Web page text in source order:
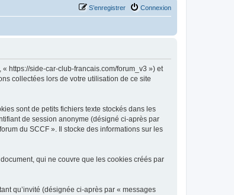
Connexion
S’enregistrer
https://side-car-club-francais.com/forum_v3 ») et
collectées lors de votre utilisation de ce site
sont de petits fichiers texte stockés dans les
de session anonyme (désigné ci-après par
du SCCF ». Il stocke des informations sur les
qui ne couvre que les cookies créés par
qu’invité (désignée ci-après par « messages